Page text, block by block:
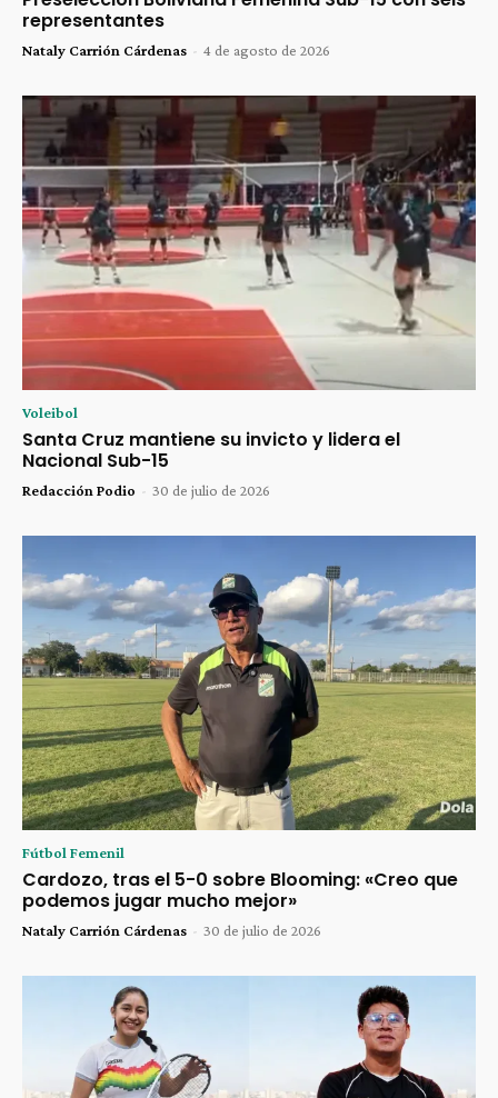
representantes
Nataly Carrión Cárdenas - 4 de agosto de 2026
Voleibol
Santa Cruz mantiene su invicto y lidera el
Nacional Sub-15
Redacción Podio - 30 de julio de 2026
Fútbol Femenil
Cardozo, tras el 5-0 sobre Blooming: «Creo que
podemos jugar mucho mejor»
Nataly Carrión Cárdenas - 30 de julio de 2026